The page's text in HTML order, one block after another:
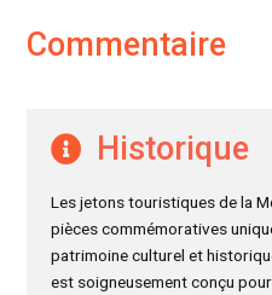
Commentaire
Historique
Les jetons touristiques de la
pièces commémoratives
patrimoine culturel et
est soigneusement conçu